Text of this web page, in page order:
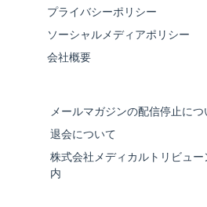
プライバシーポリシー
ソーシャルメディアポリシー
会社概要
メールマガジンの配信停止につ
退会について
株式会社メディカルトリビュ
内